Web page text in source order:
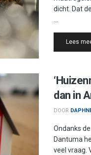
dicht. Dat
Lees
dan in
DOOR
Ondanks
Dantuma
veel vraag.